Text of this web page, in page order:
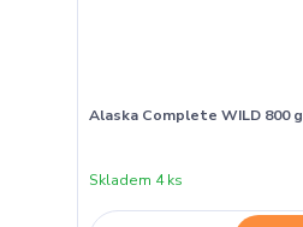
Alaska Complete WILD 800 g
Skladem 4 ks